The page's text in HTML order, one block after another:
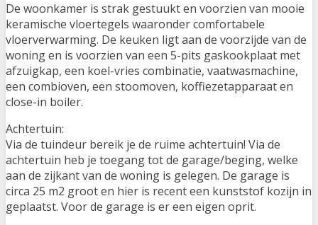
De woonkamer is strak gestuukt en voorzien van mooie
keramische vloertegels waaronder comfortabele
vloerverwarming. De keuken ligt aan de voorzijde van de
woning en is voorzien van een 5-pits gaskookplaat met
afzuigkap, een koel-vries combinatie, vaatwasmachine,
een combioven, een stoomoven, koffiezetapparaat en
close-in boiler.
Achtertuin:
Via de tuindeur bereik je de ruime achtertuin! Via de
achtertuin heb je toegang tot de garage/beging, welke
aan de zijkant van de woning is gelegen. De garage is
circa 25 m2 groot en hier is recent een kunststof kozijn in
geplaatst. Voor de garage is er een eigen oprit.